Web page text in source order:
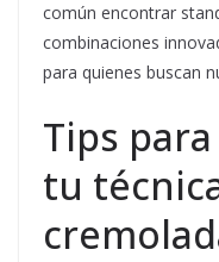
común encontrar
combinaciones
para quienes buscan
Tips
tu